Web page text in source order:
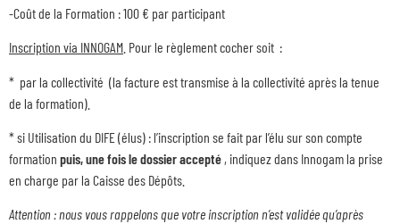
-Coût de la Formation : 100 € par participant
Inscription via INNOGAM . Pour le règlement cocher soit :
* par la collectivité (la facture est transmise à la collectivité après la tenue
de la formation).
* si Utilisation du DIFE (élus) : l’inscription se fait par l’élu sur son compte
formation puis, une fois le dossier accepté , indiquez dans Innogam la prise
en charge par la Caisse des Dépôts.
Attention : nous vous rappelons que votre inscription n’est validée qu’après